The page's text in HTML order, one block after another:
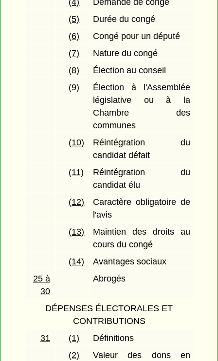
(4)
Demande de congé
(5)
Durée du congé
(6)
Congé pour un député
(7)
Nature du congé
(8)
Élection au conseil
(9)
Élection à l'Assemblée
législative ou à la
Chambre des
communes
(10)
Réintégration du
candidat défait
(11)
Réintégration du
candidat élu
(12)
Caractère obligatoire de
l'avis
(13)
Maintien des droits au
cours du congé
(14)
Avantages sociaux
25 à
30
Abrogés
DÉPENSES ÉLECTORALES ET
CONTRIBUTIONS
31
(1)
Définitions
(2)
Valeur des dons en